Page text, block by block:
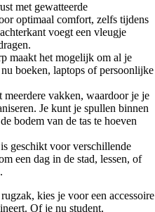
met gewatteerde
optimaal comfort, zelfs tijdens
voegt een vleugje
maakt het mogelijk om al je
boeken, laptops of persoonlijke
vakken, waardoor je je
Je kunt je spullen binnen
bodem van de tas te hoeven
geschikt voor verschillende
een dag in de stad, lessen, of
kies je voor een accessoire
Of je nu student,